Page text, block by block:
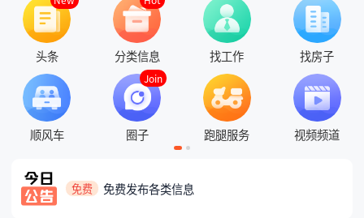
头条 分类信息 找工作 找房子
顺风车
Join
圈子 跑腿服务 视频频道
免费 免费发布各类信息